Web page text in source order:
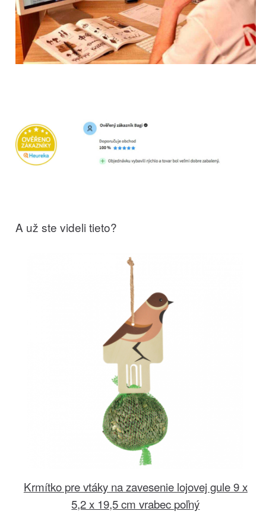
A už ste videli tieto?
Krmítko pre vtáky na zavesenie lojovej gule 9 x
5,2 x 19,5 cm vrabec poľný